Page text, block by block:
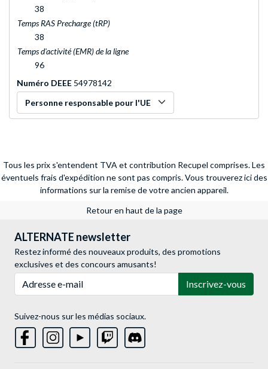
38
Temps RAS Precharge (tRP)
38
Temps d'activité (EMR) de la ligne
96
Numéro DEEE 54978142
Personne responsable pour l'UE
Tous les prix s'entendent TVA et contribution Recupel comprises. Les
éventuels frais d'expédition ne sont pas compris. Vous trouverez ici des
informations sur la remise de votre ancien appareil.
Retour en haut de la page
ALTERNATE newsletter
Restez informé des nouveaux produits, des promotions
exclusives et des concours amusants!
Inscrivez-vous
Suivez-nous sur les médias sociaux.